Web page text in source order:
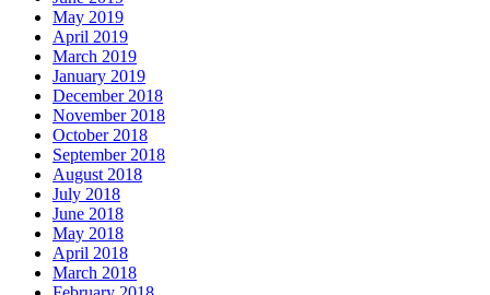
May 2019
April 2019
March 2019
January 2019
December 2018
November 2018
October 2018
September 2018
August 2018
July 2018
June 2018
May 2018
April 2018
March 2018